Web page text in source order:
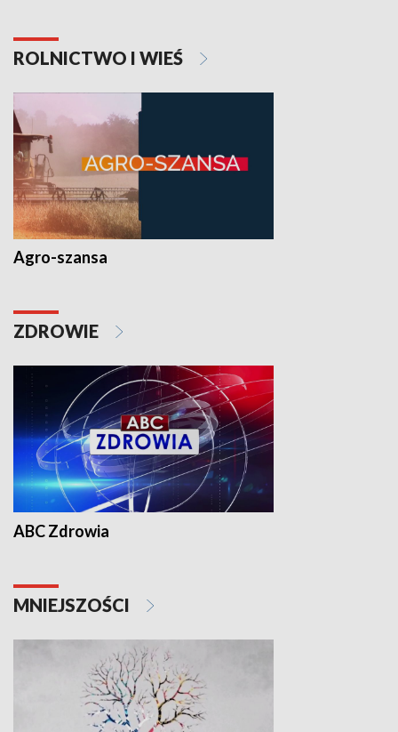
ROLNICTWO I WIEŚ
Agro-szansa
ZDROWIE
ABC Zdrowia
MNIEJSZOŚCI